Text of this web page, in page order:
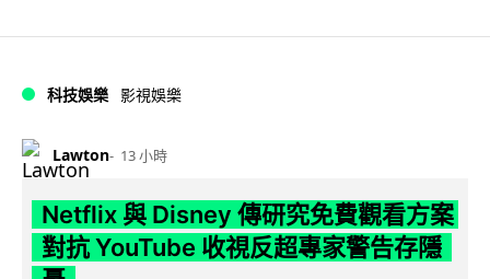
科技娛樂 影視娛樂
Lawton 13 小時
Netflix 與 Disney 傳研究免費觀看方案
對抗 YouTube 收視反超專家警告存隱